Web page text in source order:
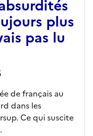
plus
pas lu
de français au
dans les
Ce qui suscite